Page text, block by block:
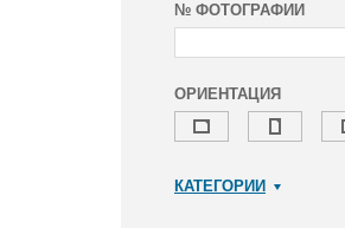
№ ФОТОГРАФИИ
ОРИЕНТАЦИЯ
КАТЕГОРИИ